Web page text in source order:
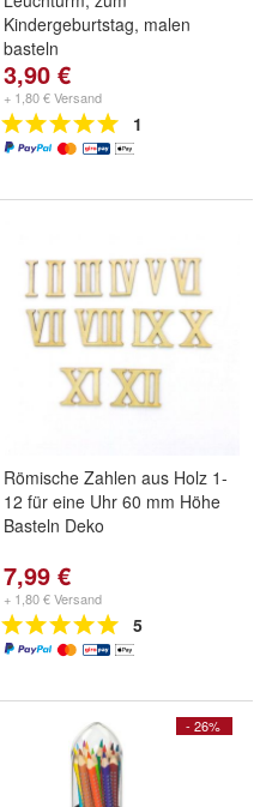
Kindergeburtstag, malen
basteln
3,90 €
+ 1,80 € Versand
1
Römische Zahlen aus Holz 1-
12 für eine Uhr 60 mm Höhe
Basteln Deko
7,99 €
+ 1,80 € Versand
5
- 26%